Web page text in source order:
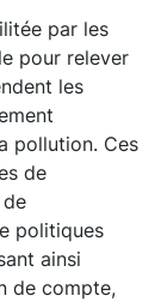
par les
pour relever
les
pollution. Ces
de
politiques
ainsi
de compte,